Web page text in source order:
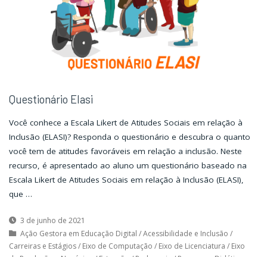
Questionário Elasi
Você conhece a Escala Likert de Atitudes Sociais em relação à
Inclusão (ELASI)? Responda o questionário e descubra o quanto
você tem de atitudes favoráveis em relação a inclusão. Neste
recurso, é apresentado ao aluno um questionário baseado na
Escala Likert de Atitudes Sociais em relação à Inclusão (ELASI),
que …
3 de junho de 2021
Ação Gestora em Educação Digital /Acessibilidade e Inclusão /
Carreiras e Estágios/ Eixo de Computação / Eixo de Licenciatura / Eixo